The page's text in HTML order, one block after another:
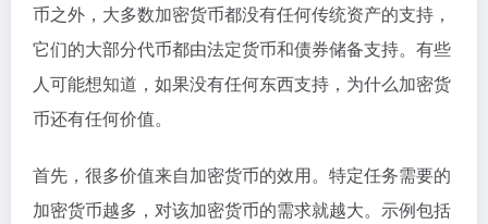
币之外，大多数加密货币都没有任何传统资产的支持，
它们的大部分代币都由法定货币和债券储备支持。有些
人可能想知道，如果没有任何东西支持，为什么加密货
币还有任何价值。
首先，很多价值来自加密货币的效用。特定任务需要的
加密货币越多，对该加密货币的需求就越大。示例包括